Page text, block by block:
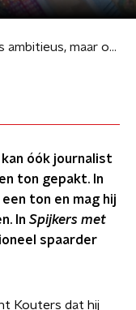
Zo word je tonnair: 'Het is ambitieus, maar ook haalbaar'
kan óók journalist
ton gepakt. In
ton en mag hij
In Spijkers met
spaarder
Kouters dat hij